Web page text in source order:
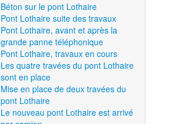
Béton sur le pont Lothaire
Pont Lothaire suite des travaux
Pont Lothaire, avant et après la
grande panne téléphonique
Pont Lothaire, travaux en cours
Les quatre travées du pont Lothaire
sont en place
Mise en place de deux travées du
pont Lothaire
Le nouveau pont Lothaire est arrivé